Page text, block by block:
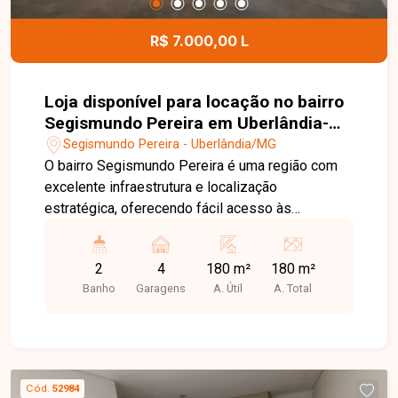
R$ 7.000,00 L
Loja disponível para locação no bairro
Segismundo Pereira em Uberlândia-
MG.Segismundo Pereira - Uberlândia/MG
O bairro Segismundo Pereira é uma região com
excelente infraestrutura e localização
estratégica, oferecendo fácil acesso às
fluxo de pessoas e veículos, além de ampla
variedade de comércios e serviços, é uma
excelente opção para empresas que buscam
banheiros adaptados para acessibilidade, pia, pé-
2
Banho
4
Garagens
180 m²
A. Útil
180 m²
A. Total
Cód. 52984